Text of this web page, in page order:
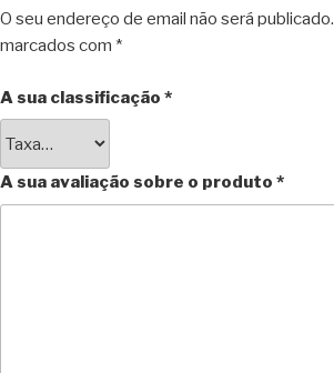
O seu endereço de email não será publicado.
marcados com *
A sua classificação *
A sua avaliação sobre o produto *